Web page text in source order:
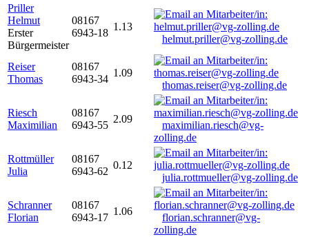
Priller
Helmut
Erster
Bürgermeister
08167
6943-18
1.13
helmut.priller@vg-zolling.de
Reiser
Thomas
08167
6943-34
1.09
thomas.reiser@vg-zolling.de
Riesch
Maximilian
08167
6943-55
2.09
maximilian.riesch@vg-
zolling.de
Rottmüller
Julia
08167
6943-62
0.12
julia.rottmueller@vg-zolling.de
Schranner
Florian
08167
6943-17
1.06
florian.schranner@vg-
zolling.de